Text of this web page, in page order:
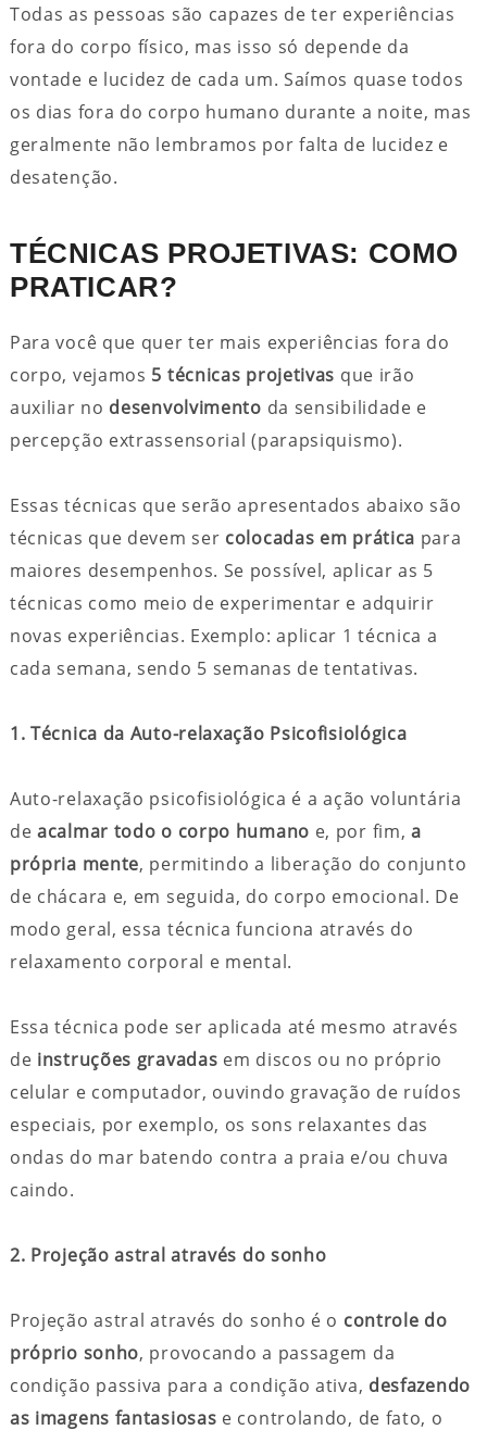
Todas as pessoas são capazes de ter experiências
fora do corpo físico, mas isso só depende da
vontade e lucidez de cada um. Saímos quase todos
os dias fora do corpo humano durante a noite, mas
geralmente não lembramos por falta de lucidez e
desatenção.
TÉCNICAS PROJETIVAS: COMO
PRATICAR?
Para você que quer ter mais experiências fora do
corpo, vejamos 5 técnicas projetivas que irão
auxiliar no desenvolvimento da sensibilidade e
percepção extrassensorial (parapsiquismo).
Essas técnicas que serão apresentados abaixo são
técnicas que devem ser colocadas em prática para
maiores desempenhos. Se possível, aplicar as 5
técnicas como meio de experimentar e adquirir
novas experiências. Exemplo: aplicar 1 técnica a
cada semana, sendo 5 semanas de tentativas.
1. Técnica da Auto-relaxação Psicofisiológica
Auto-relaxação psicofisiológica é a ação voluntária
deacalmar todo o corpo humano e, por fim,a
própria mente, permitindo a liberação do conjunto
de chácara e, em seguida, do corpo emocional. De
modo geral, essa técnica funciona através do
relaxamento corporal e mental.
Essa técnica pode ser aplicada até mesmo através
de instruções gravadas em discos ou no próprio
celular e computador, ouvindo gravação de ruídos
especiais, por exemplo, os sons relaxantes das
ondas do mar batendo contra a praia e/ou chuva
caindo.
2. Projeção astral através do sonho
Projeção astral através do sonho é o controle do
próprio sonho, provocando a passagem da
condição passiva para a condição ativa, desfazendo
as imagens fantasiosas e controlando, de fato, o